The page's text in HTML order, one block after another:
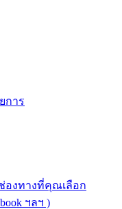
การ
องทางที่คุณเลือก
ฯลฯ )